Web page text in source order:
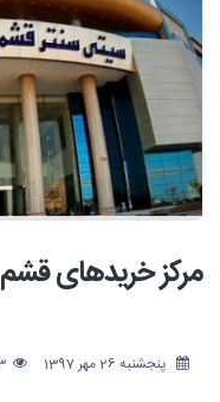
مرکز خریدهای قشم
پنجشنبه 26 مهر 1397